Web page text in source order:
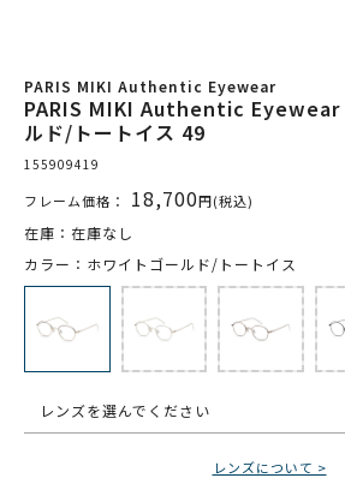
PARIS MIKI Authentic Eyewear
PARIS MIKI Authentic Eyewear
ルド/トートイス 49
155909419
フレーム価格： 18,700円(税込)
在庫：在庫なし
カラー：ホワイトゴールド/トートイス
レンズを選んでください
レンズについて >